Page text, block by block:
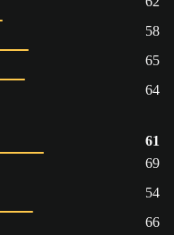
58
65
64
61
69
54
66